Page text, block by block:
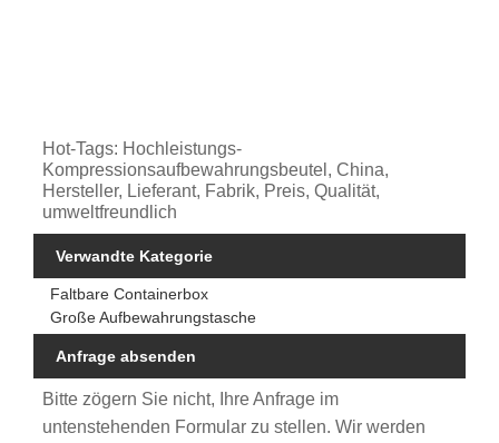
Hot-Tags: Hochleistungs-
Kompressionsaufbewahrungsbeutel, China,
Hersteller, Lieferant, Fabrik, Preis, Qualität,
umweltfreundlich
Verwandte Kategorie
Faltbare Containerbox
Große Aufbewahrungstasche
Anfrage absenden
Bitte zögern Sie nicht, Ihre Anfrage im
untenstehenden Formular zu stellen. Wir werden